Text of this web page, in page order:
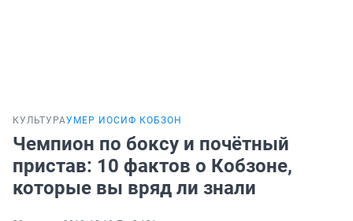
КУЛЬТУРАУМЕР ИОСИФ КОБЗОН
Чемпион по боксу и почётный
пристав: 10 фактов о Кобзоне,
которые вы вряд ли знали